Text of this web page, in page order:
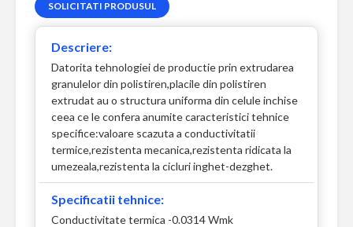
SOLICITATI PRODUSUL
Descriere:
Datorita tehnologiei de productie prin extrudarea
granulelor din polistiren,placile din polistiren
extrudat au o structura uniforma din celule inchise
ceea ce le confera anumite caracteristici tehnice
specifice:valoare scazuta a conductivitatii
termice,rezistenta mecanica,rezistenta ridicata la
umezeala,rezistenta la cicluri inghet-dezghet.
Specificatii tehnice:
Conductivitate termica -0.0314 Wmk